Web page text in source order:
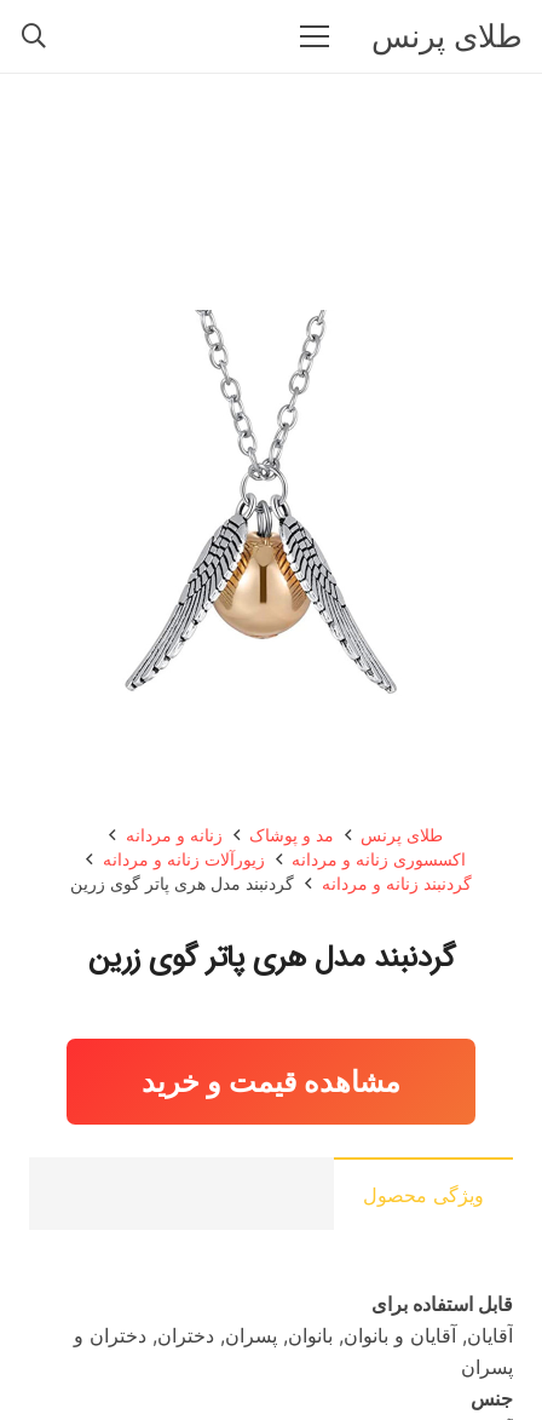
طلای پرنس
طلای پرنس مد و پوشاک
زنانه و مردانه
اکسسوری زنانه و مردانه
زیورآلات زنانه و مردانه
گردنبند زنانه و مردانه
گردنبند مدل هری پاتر گوی زرین
گردنبند مدل هری پاتر گوی زرین
مشاهده قیمت و خرید
ویژگی محصول
قابل استفاده برای
آقایان, آقایان و بانوان, بانوان, پسران, دختران, دختران و
پسران
جنس